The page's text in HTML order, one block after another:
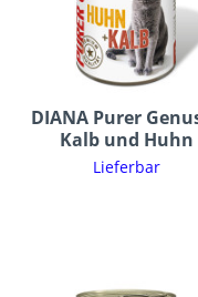
DIANA Purer
Kalb und Huhn
Lieferbar